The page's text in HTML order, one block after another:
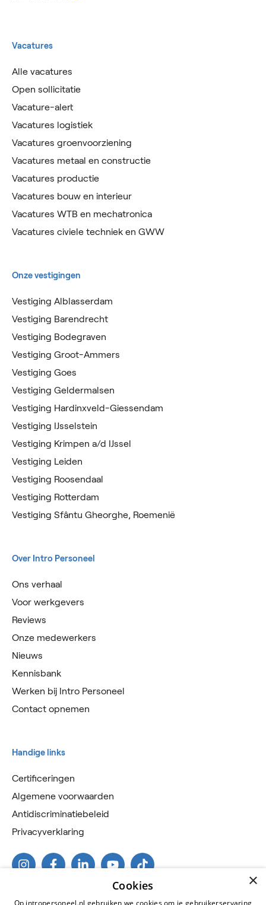
Vacatures
Alle vacatures
Open sollicitatie
Vacature-alert
Vacatures logistiek
Vacatures groenvoorziening
Vacatures metaal en constructie
Vacatures productie
Vacatures bouw en interieur
Vacatures WTB en mechatronica
Vacatures civiele techniek en GWW
Onze vestigingen
Vestiging Alblasserdam
Vestiging Barendrecht
Vestiging Bodegraven
Vestiging Groot-Ammers
Vestiging Goes
Vestiging Geldermalsen
Vestiging Hardinxveld-Giessendam
Vestiging IJsselstein
Vestiging Krimpen a/d IJssel
Vestiging Leiden
Vestiging Roosendaal
Vestiging Rotterdam
Vestiging Sfântu Gheorghe, Roemenië
Over Intro Personeel
Ons verhaal
Voor werkgevers
Reviews
Onze medewerkers
Nieuws
Kennisbank
Werken bij Intro Personeel
Contact opnemen
Handige links
Certificeringen
Algemene voorwaarden
Antidiscriminatiebeleid
Privacyverklaring
×
Cookies
Op intropersoneel.nl gebruiken we cookies om je gebruikerservaring